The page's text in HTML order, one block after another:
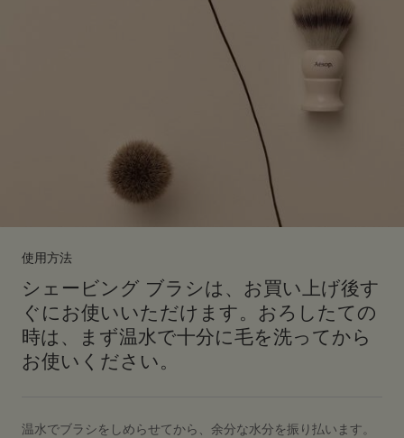
使用方法
シェービング ブラシは、お買い上げ後す
ぐにお使いいただけます。おろしたての
時は、まず温水で十分に毛を洗ってから
お使いください。
温水でブラシをしめらせてから、余分な水分を振り払います。